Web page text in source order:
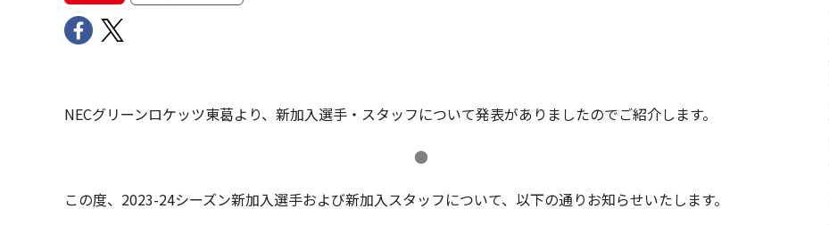
NECグリーンロケッツ東葛より、新加入選手・スタッフについて発表がありましたのでご紹介します。
●
この度、2023-24シーズン新加入選手および新加入スタッフについて、以下の通りお知らせいたします。